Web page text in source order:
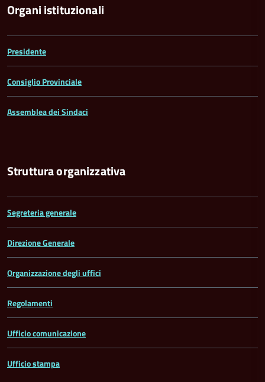
Organi istituzionali
Presidente
Consiglio Provinciale
Assemblea dei Sindaci
Struttura organizzativa
Segreteria generale
Direzione Generale
Organizzazione degli uffici
Regolamenti
Ufficio comunicazione
Ufficio stampa